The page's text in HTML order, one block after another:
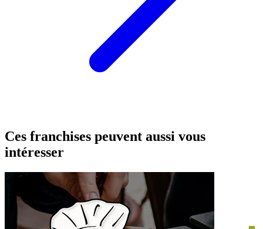
Ces franchises peuvent aussi vous
intéresser